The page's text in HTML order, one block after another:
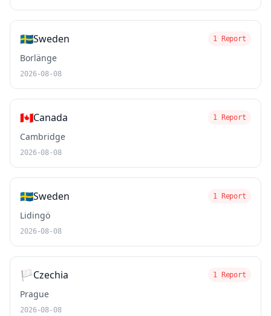
🇸🇪Sweden 1 Report
Borlänge
2026-08-08
🇨🇦Canada 1 Report
Cambridge
2026-08-08
🇸🇪Sweden 1 Report
Lidingö
2026-08-08
🏳️Czechia 1 Report
Prague
2026-08-08